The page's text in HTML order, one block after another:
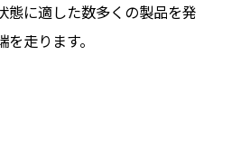
態に適した数多くの製品を発
走ります。